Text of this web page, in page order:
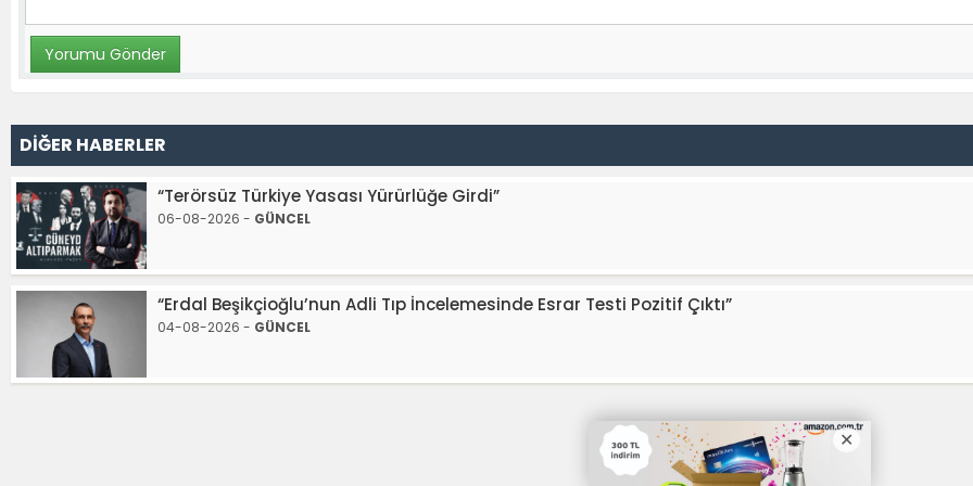
DİĞER HABERLER
“Terörsüz Türkiye Yasası Yürürlüğe Girdi”
06-08-2026 - GÜNCEL
“Erdal Beşikçioğlu’nun Adli Tıp İncelemesinde Esrar Testi Pozitif Çıktı”
04-08-2026 - GÜNCEL